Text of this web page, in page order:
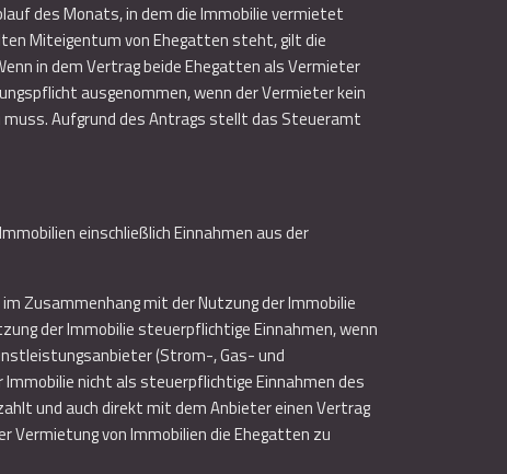
des Monats, in dem die Immobilie vermietet
Miteigentum von Ehegatten steht, gilt die
in dem Vertrag beide Ehegatten als Vermieter
ausgenommen, wenn der Vermieter kein
muss. Aufgrund des Antrags stellt das Steueramt
einschließlich Einnahmen aus der
Zusammenhang mit der Nutzung der Immobilie
der Immobilie steuerpflichtige Einnahmen, wenn
(Strom-, Gas- und
nicht als steuerpflichtige Einnahmen des
und auch direkt mit dem Anbieter einen Vertrag
Vermietung von Immobilien die Ehegatten zu